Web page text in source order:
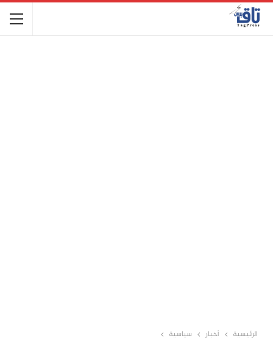
الرئيسية أخبار سياسية